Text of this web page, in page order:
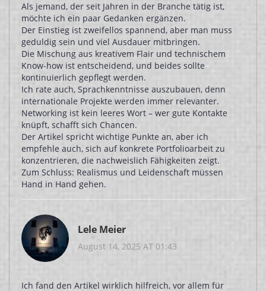
Als jemand, der seit Jahren in der Branche tätig ist,
möchte ich ein paar Gedanken ergänzen.
Der Einstieg ist zweifellos spannend, aber man muss
geduldig sein und viel Ausdauer mitbringen.
Die Mischung aus kreativem Flair und technischem
Know-how ist entscheidend, und beides sollte
kontinuierlich gepflegt werden.
Ich rate auch, Sprachkenntnisse auszubauen, denn
internationale Projekte werden immer relevanter.
Networking ist kein leeres Wort – wer gute Kontakte
knüpft, schafft sich Chancen.
Der Artikel spricht wichtige Punkte an, aber ich
empfehle auch, sich auf konkrete Portfolioarbeit zu
konzentrieren, die nachweislich Fähigkeiten zeigt.
Zum Schluss: Realismus und Leidenschaft müssen
Hand in Hand gehen.
Lele Meier
August 14, 2025 AT 01:43
Ich fand den Artikel wirklich hilfreich, vor allem für